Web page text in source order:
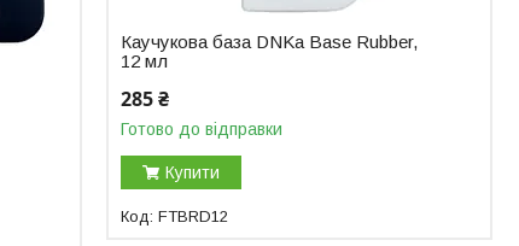
Каучукова база DNKa Base Rubber,
12 мл
285 ₴
Готово до відправки
Купити
FTBRD12